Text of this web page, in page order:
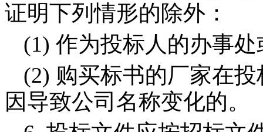
证明下列情形的除外：
(1) 作为投标人的办事
(2) 购买标书的厂家在
因导致公司名称变化的。